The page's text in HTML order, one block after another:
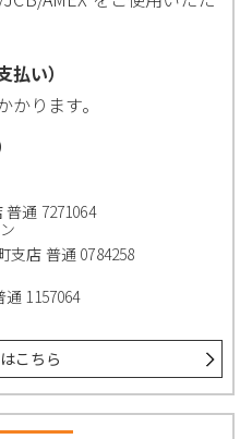
い）
ります。
通 7271064
支店 普通 0784258
1157064
こちら